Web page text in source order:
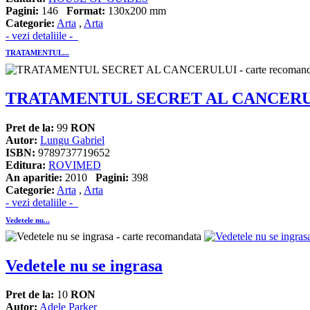
Pagini: 146 Format: 130x200 mm
Categorie: Arta , Arta
- vezi detaliile -
TRATAMENTUL...
TRATAMENTUL SECRET AL
Pret de la: 99 RON
Autor: Lungu Gabriel
ISBN: 9789737719652
Editura: ROVIMED
An aparitie: 2010 Pagini: 398
Categorie: Arta , Arta
- vezi detaliile -
Vedetele nu...
Vedetele nu se ingrasa
Pret de la: 10 RON
Autor: Adele Parker